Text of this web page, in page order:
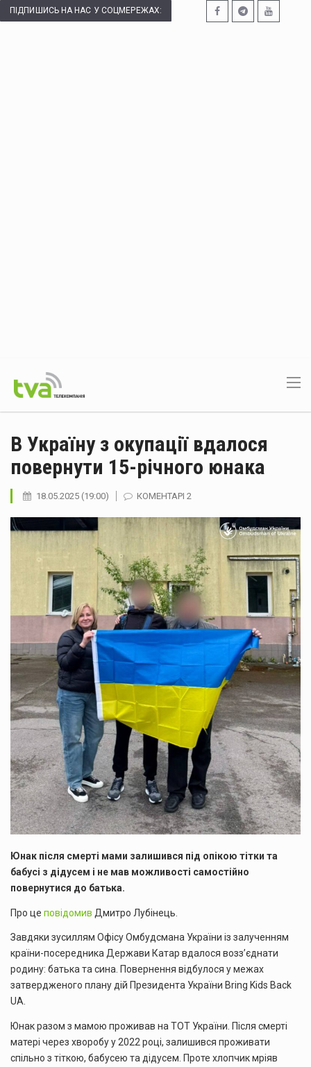
ПІДПИШИСЬ НА НАС У СОЦМЕРЕЖАХ:
В Україну з окупації вдалося
повернути 15-річного юнака
18.05.2025 (19:00) КОМЕНТАРІ 2
Юнак після смерті мами залишився під опікою тітки та
бабусі з дідусем і не мав можливості самостійно
повернутися до батька.
Про це повідомив Дмитро Лубінець.
Завдяки зусиллям Офісу Омбудсмана України із залученням
країни-посередника Держави Катар вдалося возз’єднати
родину: батька та сина. Повернення відбулося у межах
затвердженого плану дій Президента України Bring Kids Back
UA.
Юнак разом з мамою проживав на ТОТ України. Після смерті
матері через хворобу у 2022 році, залишився проживати
спільно з тіткою, бабусею та дідусем. Проте хлопчик мріяв